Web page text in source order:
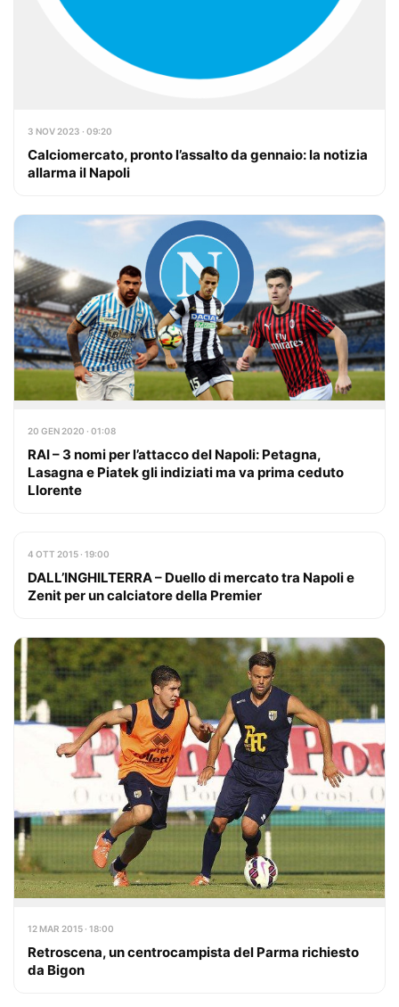
3 NOV 2023 · 09:20
Calciomercato, pronto l’assalto da gennaio: la notizia
allarma il Napoli
20 GEN 2020 · 01:08
RAI – 3 nomi per l’attacco del Napoli: Petagna,
Lasagna e Piatek gli indiziati ma va prima ceduto
Llorente
4 OTT 2015 · 19:00
DALL’INGHILTERRA – Duello di mercato tra Napoli e
Zenit per un calciatore della Premier
12 MAR 2015 · 18:00
Retroscena, un centrocampista del Parma richiesto
da Bigon